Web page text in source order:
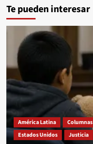
Te pueden interesar
América Latina Columnas
Estados Unidos
Justicia